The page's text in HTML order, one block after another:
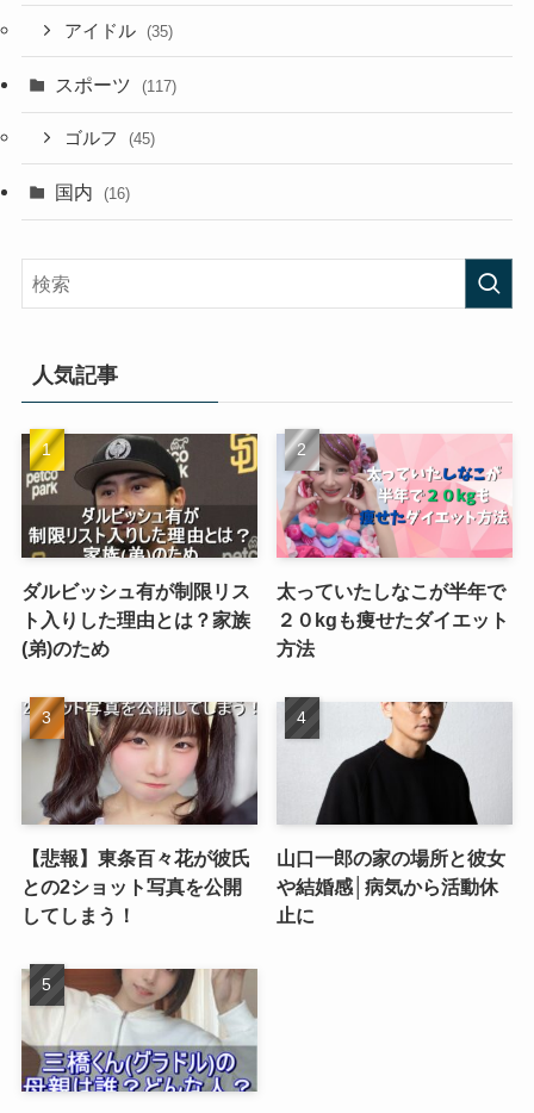
アイドル (35)
スポーツ (117)
ゴルフ (45)
国内 (16)
人気記事
ダルビッシュ有が制限リス
ト入りした理由とは？家族
(弟)のため
太っていたしなこが半年で
２０kgも痩せたダイエット
方法
【悲報】東条百々花が彼氏
との2ショット写真を公開
してしまう！
山口一郎の家の場所と彼女
や結婚感│病気から活動休
止に